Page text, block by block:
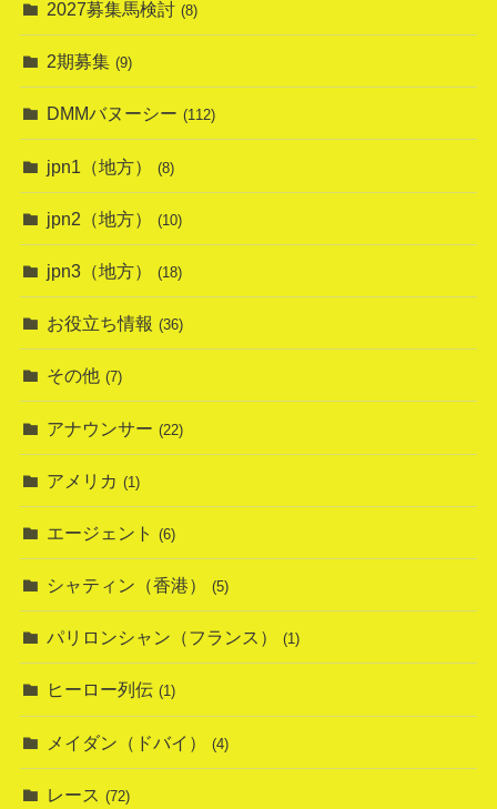
2027募集馬検討 (8)
2期募集 (9)
DMMバヌーシー (112)
jpn1（地方） (8)
jpn2（地方） (10)
jpn3（地方） (18)
お役立ち情報 (36)
その他 (7)
アナウンサー (22)
アメリカ (1)
エージェント (6)
シャティン（香港） (5)
パリロンシャン（フランス） (1)
ヒーロー列伝 (1)
メイダン（ドバイ） (4)
レース (72)